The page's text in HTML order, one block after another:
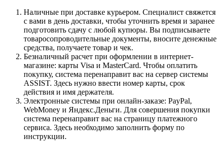
Наличные при доставке курьером. Специалист свяжется
с вами в день доставки, чтобы уточнить время и заранее
подготовить сдачу с любой купюры. Вы подписываете
товаросопроводительные документы, вносите денежные
средства, получаете товар и чек.
Безналичный расчет при оформлении в интернет-
магазине: карты Visa и MasterCard. Чтобы оплатить
покупку, система перенаправит вас на сервер системы
ASSIST. Здесь нужно ввести номер карты, срок
действия и имя держателя.
Электронные системы при онлайн-заказе: PayPal,
WebMoney и Яндекс.Деньги. Для совершения покупки
система перенаправит вас на страницу платежного
сервиса. Здесь необходимо заполнить форму по
инструкции.